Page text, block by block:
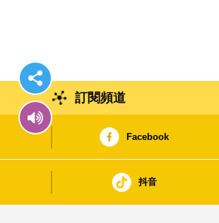
訂閱頻道
Facebook
抖音